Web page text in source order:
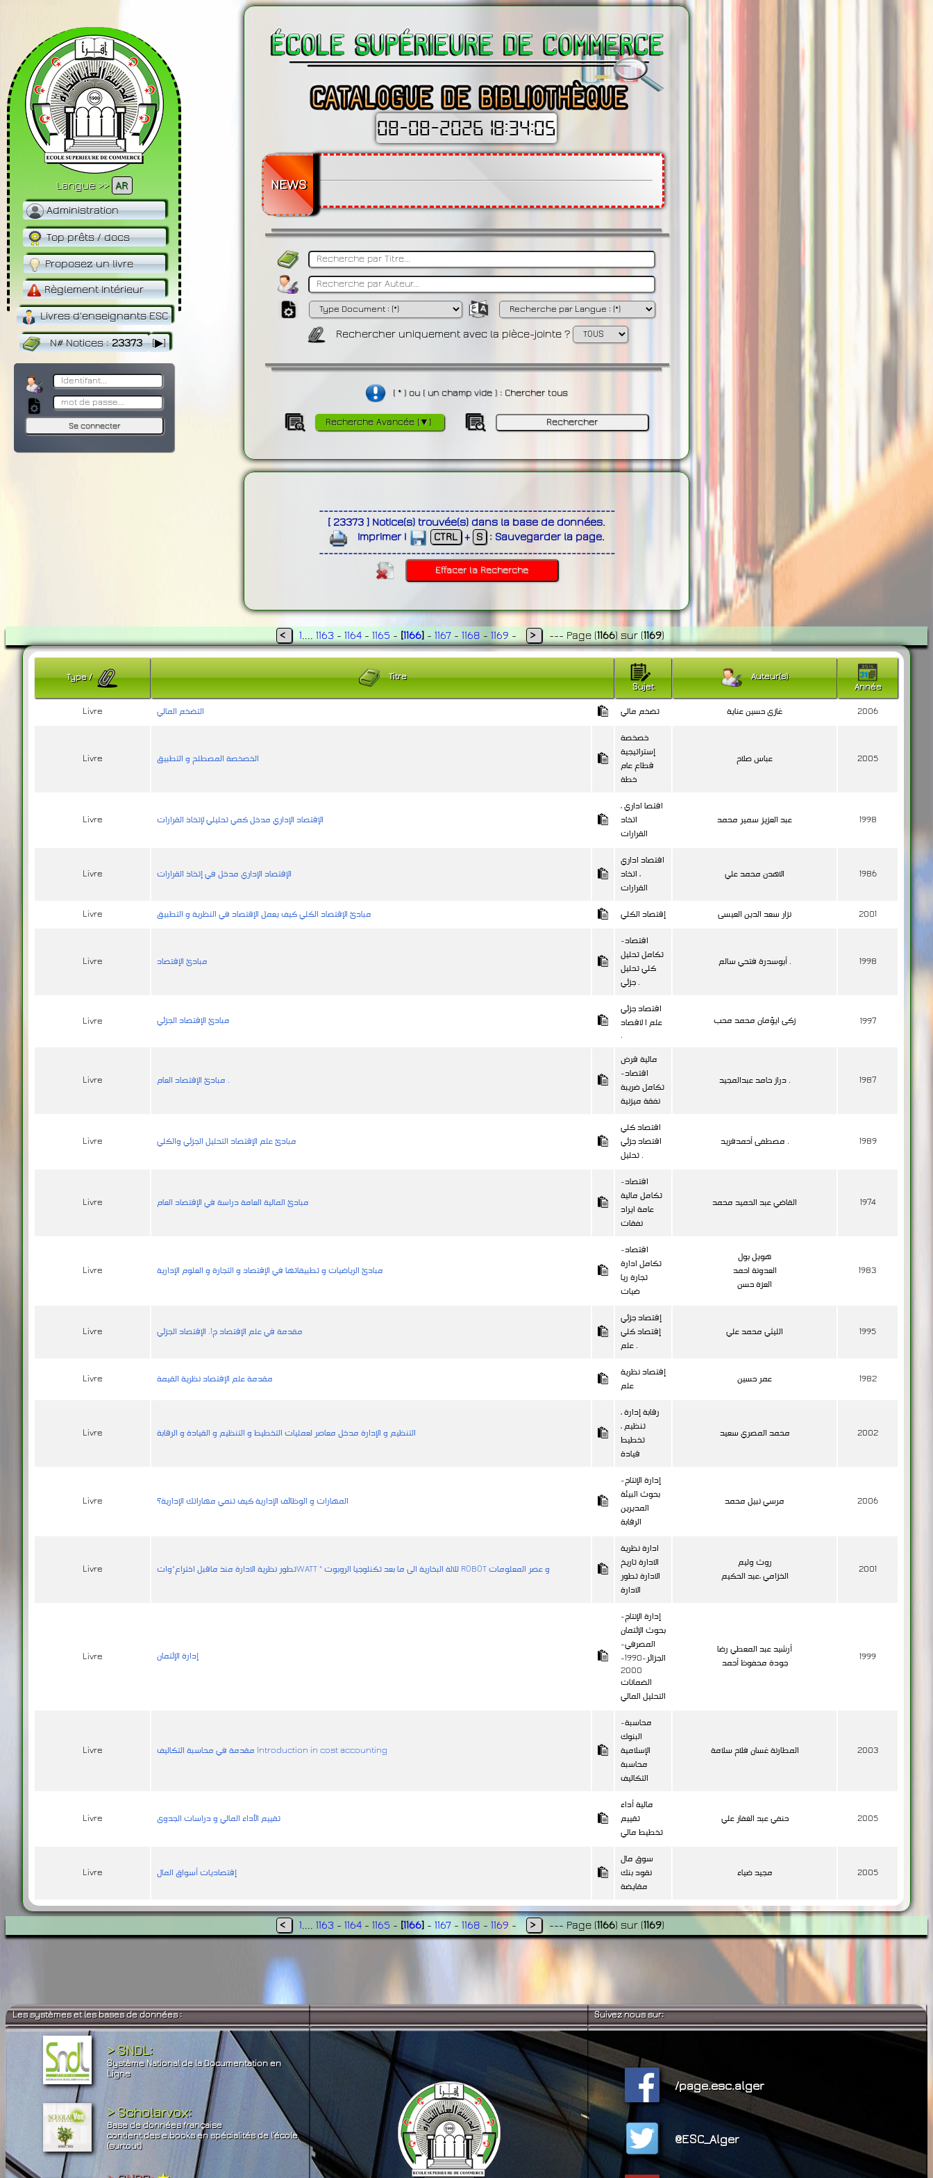
Langue >> AR
Administration
Top prêts / docs
Proposez un livre
Règlement Intérieur
Livres d'enseignants ESC
N# Notices:23373 [▶]
08-08-2026 18:34:06
NEWS
Rechercher uniquement avec la pièce-jointe ?
( * ) ou ( un champ vide ) : Chercher tous
Recherche Avancée [▼]
-------------------------------------------------------------
[ 23373 ] Notice(s) trouvée(s) dans la base de données.
Imprimer| CTRL + S : Sauvegarder la page.
-------------------------------------------------------------
< 1 1163- 1164- 1165 - [1166] - 1167- 1168 - 1169 - > --- Page(1166) sur(1169)
Type/
Titre
Sujet
Auteur(s)
Année
Livre التضخم المالي تضخم مالي غازى حسين عناية 2006
Livre الخصخصة المصطلح و التطبيق
خصخصة
إستراتيجية
قطاع عام
خطة
عباس صلاح 2005
Livre الإقتصاد الإداري مدخل كمي تحليلي لإتخاذ القرارات
اقتصا اداري ،
اتخاد
القرارات
عبد العزيز سمير محمد 1998
Livre الإقتصاد الإداري مدخل في إتخاذ القرارات
اقتصاد اداري
، اتخاد
القرارات
الاهدن محمد علي 1986
Livre مبادئ الإقتصاد الكلي كيف يعمل الإقتصاد في النظرية و التطبيق إقتصاد الكلي نزار سعد الدين العيسى 2001
Livre مبادئ الإقتصاد
اقتصاد-
تكامل تحليل
كلي تحليل
جزئي .
أبوسدرة فتحي سالم . 1998
Livre مبادئ الإقتصاد الجزئي
اقتصاد جزئي
علم ا لاقصاد
.
زكى ايؤمان محمد محب 1997
Livre مبادئ الإقتصاد العام .
مالية قرض
اقتصاد-
تكامل ضريبة
نفقة ميزنية
دراز حامد عبدالمجيد . 1987
Livre مبادئ علم الإقتصاد التحليل الجزئي والكلي
اقتصاد كلي
اقتصاد جزئي
تحليل .
مصطفى أحمدفريد . 1989
Livre مبادئ المالية العامة دراسة في الإقتصاد العام
اقتصاد-
تكامل مالية
عامة ايراد
نفقات
القاضي عبد الحميد محمد 1974
Livre مبادئ الرياضيات و تطبيقاتها في الإقتصاد و التجارة و العلوم الإدارية
اقتصاد-
تكامل ادارة
تجارة ريا
ضيات
هويل بول
العدونة احمد
العزة حسن
1983
Livre مقدمة في علم الإقتصاد ج1. الإقتصاد الجزئي
إقتصاد جزئي
إقتصاد كلي
علم .
الليثي محمد علي 1995
Livre مقدمة علم الإقتصاد نظرية القيمة
إقتصاد نظرية
علم
عمر حسين 1982
Livre التنظيم و الإدارة مدخل معاصر لعمليات التخطيط و التنظيم و القيادة و الرقابة
رقابة إدارة ،
تنظيم ،
تخطيط
قيادة
محمد المصري سعيد 2002
Livre المهارات و الوظائف الإدارية كيف تنمي مهاراتك الإدارية؟
إدارة الإنتاج-
بحوث البيئة
المديرين
الرقابة
مرسي نبيل محمد 2006
Livre تطور نظرية الادارة منذ ماقبل اختراع"واتWATT " للالة البخارية الى ما بعد تكنلوجيا الروبوت ROBOT و عصر المعلومات
ادارة نظرية
الادارة تاريخ
الادارة تطور
الادارة
روث وليم
الخزامي ،عبد الحكيم
2001
Livre إدارة الإئتمان
إدارة الإنتاج-
بحوث الإئتمان
المصرفي-
الجزائر-1990-
2000
الضمانات
التحليل المالي
أرشيد عبد المعطي رضا
جودة محفوظ أحمد
1999
Livre مقدمة في محاسبة التكاليف Introduction in cost accounting
محاسبة-
البنوك
الإسلامية
محاسبة
التكاليف
المطارنة غسان فلاح سلامة 2003
Livre تقييم الأداء المالي و دراسات الجدوى
مالية أداء
تقييم
تخطيط مالي
حنفي عبد الغفار علي 2005
Livre إقتصاديات أسواق المال
سوق مال
نقود بنك
مقايضة
مجيد ضياء 2005
< 1 1163- 1164- 1165 - [1166] - 1167- 1168 - 1169 - > --- Page(1166) sur(1169)
Les systèmes et les bases de données : Suivez nous sur:
> SNDL:
Système National de la Documentation en
Ligne
> Scholarvox:
Base de données française
contient des e.books en spécialités de l’école
(surtout)
/page.esc.alger
@ESC_Alger